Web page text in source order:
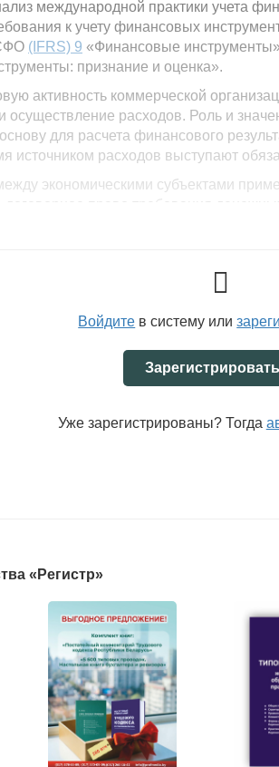
международной практики учета
к учету финансовых
(IFRS) 9 «Финансовые
признание и оценка».
активность коммерческой
осуществление расходов. Роль и
для расчета финансового
источником расходов выступают
экономическими субъектами
договорное право требования
Войдите в систему или
Уже зарегистрированы? Тогда
«Регистр»